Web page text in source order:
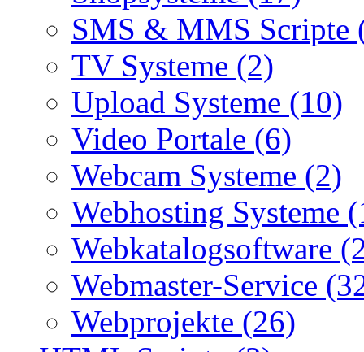
SMS & MMS Scripte
TV Systeme (2)
Upload Systeme (10)
Video Portale (6)
Webcam Systeme (2)
Webhosting Systeme
Webkatalogsoftware
Webmaster-Service
Webprojekte (26)